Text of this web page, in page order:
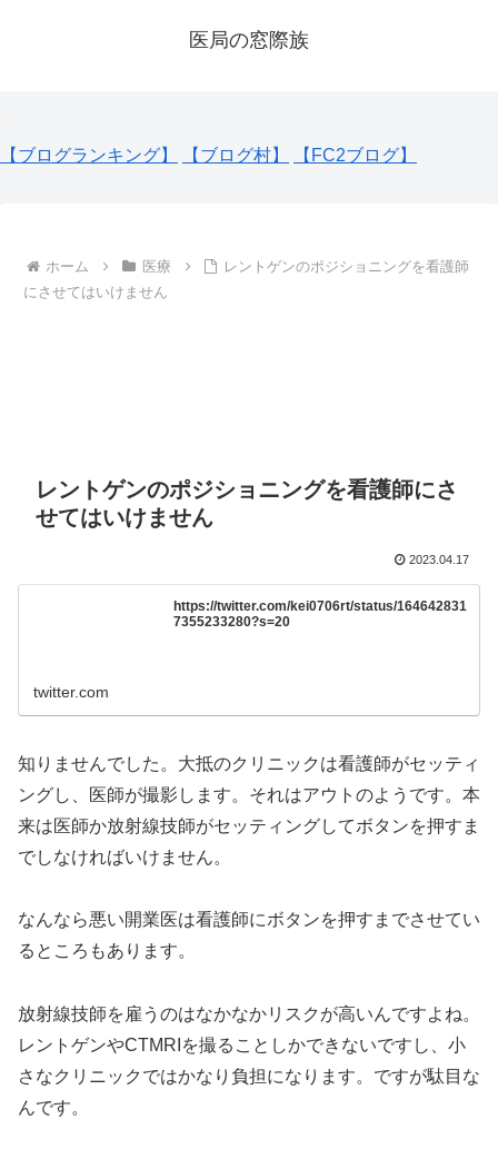
医局の窓際族
【ブログランキング】 【ブログ村】 【FC2ブログ】
ホーム 医療
レントゲンのポジショニングを看護師
にさせてはいけません
レントゲンのポジショニングを看護師にさ
せてはいけません
2023.04.17
https://twitter.com/kei0706rt/status/164642831
7355233280?s=20
twitter.com
知りませんでした。大抵のクリニックは看護師がセッティ
ングし、医師が撮影します。それはアウトのようです。本
来は医師か放射線技師がセッティングしてボタンを押すま
でしなければいけません。
なんなら悪い開業医は看護師にボタンを押すまでさせてい
るところもあります。
放射線技師を雇うのはなかなかリスクが高いんですよね。
レントゲンやCTMRIを撮ることしかできないですし、小
さなクリニックではかなり負担になります。ですが駄目な
んです。